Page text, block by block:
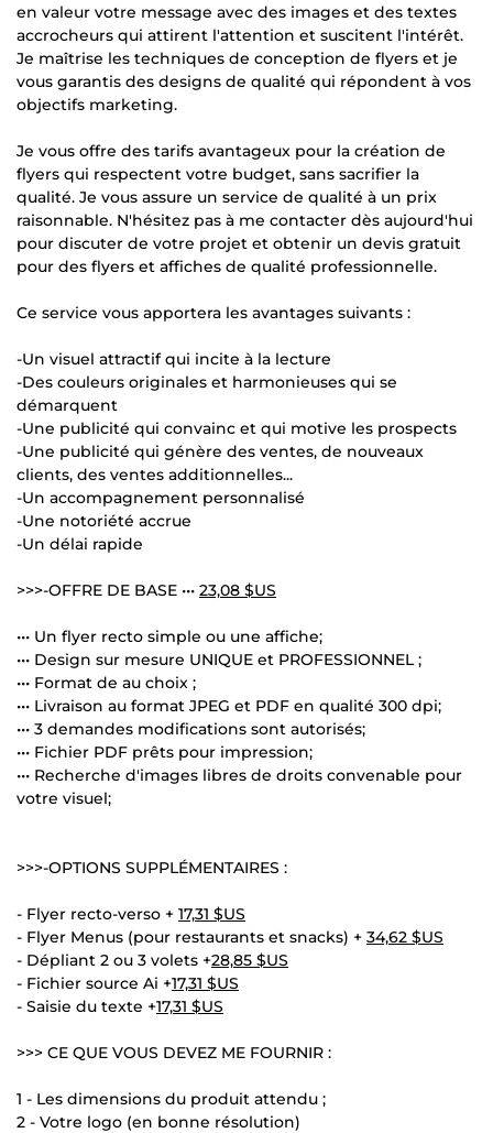
en valeur votre message avec des images et des textes
accrocheurs qui attirent l'attention et suscitent l'intérêt.
Je maîtrise les techniques de conception de flyers et je
vous garantis des designs de qualité qui répondent à vos
objectifs marketing.
Je vous offre des tarifs avantageux pour la création de
flyers qui respectent votre budget, sans sacrifier la
qualité. Je vous assure un service de qualité à un prix
raisonnable. N'hésitez pas à me contacter dès aujourd'hui
pour discuter de votre projet et obtenir un devis gratuit
pour des flyers et affiches de qualité professionnelle.
Ce service vous apportera les avantages suivants :
-Un visuel attractif qui incite à la lecture
-Des couleurs originales et harmonieuses qui se
démarquent
-Une publicité qui convainc et qui motive les prospects
-Une publicité qui génère des ventes, de nouveaux
clients, des ventes additionnelles...
-Un accompagnement personnalisé
-Une notoriété accrue
-Un délai rapide
>>>-OFFRE DE BASE ••• 23,08 $US
••• Un flyer recto simple ou une affiche;
••• Design sur mesure UNIQUE et PROFESSIONNEL ;
••• Format de au choix ;
••• Livraison au format JPEG et PDF en qualité 300 dpi;
••• 3 demandes modifications sont autorisés;
••• Fichier PDF prêts pour impression;
••• Recherche d'images libres de droits convenable pour
votre visuel;
>>>-OPTIONS SUPPLÉMENTAIRES :
- Flyer recto-verso + 17,31 $US
- Flyer Menus (pour restaurants et snacks) + 34,62 $US
- Dépliant 2 ou 3 volets +28,85 $US
- Fichier source Ai +17,31 $US
- Saisie du texte +17,31 $US
>>> CE QUE VOUS DEVEZ ME FOURNIR :
1 - Les dimensions du produit attendu ;
2 - Votre logo (en bonne résolution)